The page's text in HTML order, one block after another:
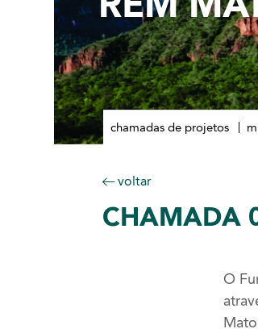
chamadas de projetos
voltar
CHAMADA
O